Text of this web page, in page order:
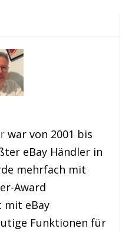
war von 2001 bis
eBay Händler in
mehrfach mit
Award
mit eBay
Funktionen für